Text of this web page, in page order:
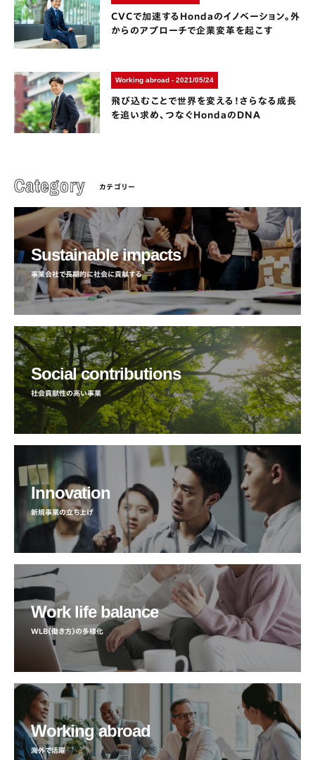
CVCで加速するHondaのイノベーション。外
からのアプローチで企業変革を起こす
Working abroad - 2021/05/24
飛び込むことで世界を変える！さらなる成長
を追い求め、つなぐHondaのDNA
カテゴリー
Sustainable impacts
事業会社で長期的に社会に貢献する
Social contributions
社会貢献性の高い事業
Innovation
新規事業の立ち上げ
Work life balance
WLB（働き方）の多様化
Working abroad
海外で活躍